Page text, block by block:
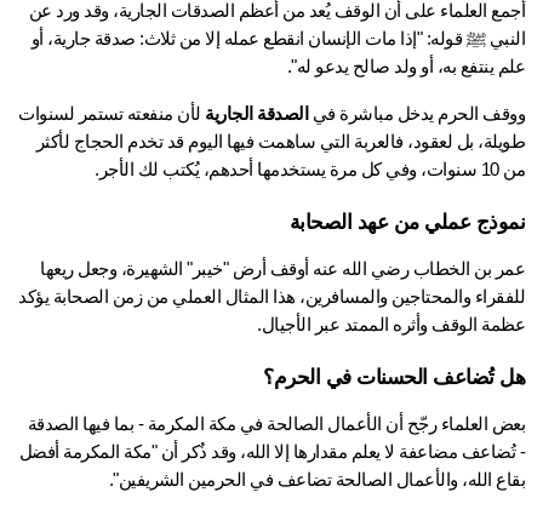
أجمع العلماء على أن الوقف يُعد من أعظم الصدقات الجارية، وقد ورد عن
النبي ﷺ قوله: "إذا مات الإنسان انقطع عمله إلا من ثلاث: صدقة جارية، أو
ينتفع به، أو ولد صالح يدعو له".
الحرم يدخل مباشرة في الصدقة الجارية
لأن منفعته تستمر لسنوات
طويلة، بل لعقود، فالعربة التي ساهمت فيها اليوم قد تخدم الحجاج لأكثر
عملي من عهد الصحابة
عمر بن الخطاب رضي الله عنه أوقف أرض "خيبر" الشهيرة، وجعل ريعها
للفقراء والمحتاجين والمسافرين، هذا المثال العملي من زمن الصحابة يؤكد
الوقف وأثره الممتد عبر الأجيال.
تُضاعف الحسنات في الحرم؟
بعض العلماء رجّح أن الأعمال الصالحة في مكة المكرمة - بما فيها الصدقة
- تُضاعف مضاعفة لا يعلم مقدارها إلا الله، وقد ذُكر أن "مكة المكرمة أفضل
الله، والأعمال الصالحة تضاعف في الحرمين الشريفين".